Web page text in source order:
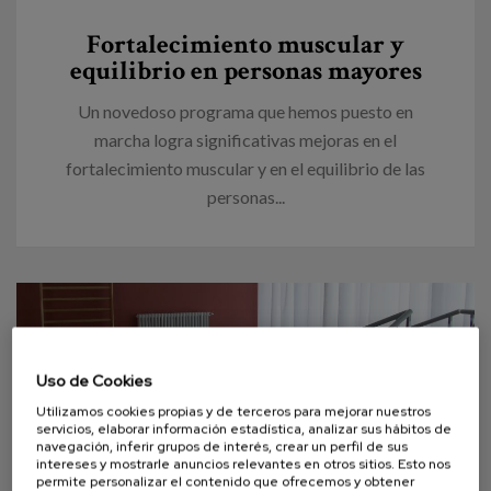
Fortalecimiento muscular y
equilibrio en personas mayores
Un novedoso programa que hemos puesto en
marcha logra significativas mejoras en el
fortalecimiento muscular y en el equilibrio de las
personas...
Uso de Cookies
Utilizamos cookies propias y de terceros para mejorar nuestros
servicios, elaborar información estadística, analizar sus hábitos de
navegación, inferir grupos de interés, crear un perfil de sus
intereses y mostrarle anuncios relevantes en otros sitios. Esto nos
permite personalizar el contenido que ofrecemos y obtener